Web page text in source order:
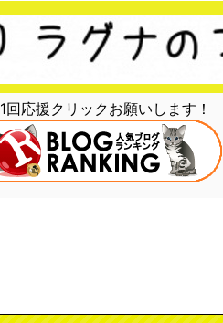
回応援クリックお願いします！